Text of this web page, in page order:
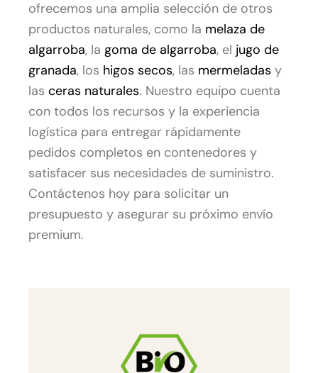
ofrecemos una amplia selección de otros
productos naturales, como la melaza de
algarroba, la goma de algarroba, el jugo de
granada, los higos secos, las mermeladas y
las ceras naturales. Nuestro equipo cuenta
con todos los recursos y la experiencia
logística para entregar rápidamente
pedidos completos en contenedores y
satisfacer sus necesidades de suministro.
Contáctenos hoy para solicitar un
presupuesto y asegurar su próximo envío
premium.